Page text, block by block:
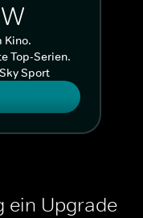
Kino.
Top-Serien.
Sport
ein Upgrade